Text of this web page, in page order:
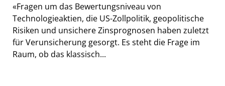
«Fragen um das Bewertungsniveau von
Technologieaktien, die US-Zollpolitik, geopolitische
Risiken und unsichere Zinsprognosen haben zuletzt
für Verunsicherung gesorgt. Es steht die Frage im
Raum, ob das klassisch...